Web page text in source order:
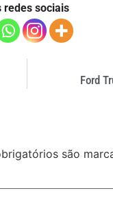
redes sociais
Ford
são